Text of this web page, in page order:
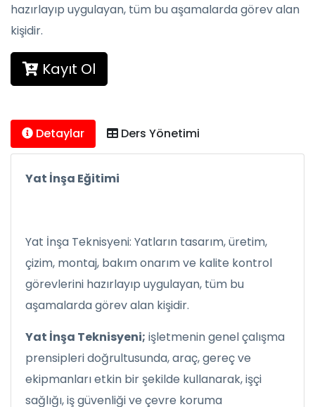
hazırlayıp uygulayan, tüm bu aşamalarda görev alan
kişidir.
Kayıt Ol
Detaylar Ders Yönetimi
Yat İnşa Eğitimi
Yat İnşa Teknisyeni: Yatların tasarım, üretim,
çizim, montaj, bakım onarım ve kalite kontrol
görevlerini hazırlayıp uygulayan, tüm bu
aşamalarda görev alan kişidir.
Yat İnşa Teknisyeni; işletmenin genel çalışma
prensipleri doğrultusunda, araç, gereç ve
ekipmanları etkin bir şekilde kullanarak, işçi
sağlığı, iş güvenliği ve çevre koruma